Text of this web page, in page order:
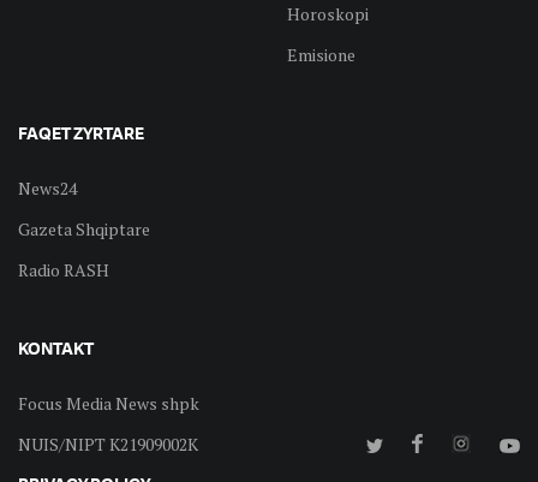
Horoskopi
Emisione
FAQET ZYRTARE
News24
Gazeta Shqiptare
Radio RASH
KONTAKT
Focus Media News shpk
NUIS/NIPT K21909002K